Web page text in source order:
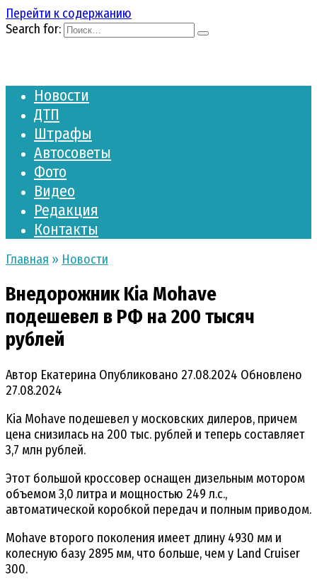
Перейти к содержанию
Search for:
Новости
ДТП
Штрафы
Автосоветы
Фото
Видео
Редакция
Контакты
Главная » Новости
Внедорожник Kia Mohave
подешевел в РФ на 200 тысяч
рублей
Автор Екатерина Опубликовано 27.08.2024 Обновлено
27.08.2024
Kia Mohave подешевел у московских дилеров, причем
цена снизилась на 200 тыс. рублей и теперь составляет
3,7 млн рублей.
Этот большой кроссовер оснащен дизельным мотором
объемом 3,0 литра и мощностью 249 л.с.,
автоматической коробкой передач и полным приводом.
Mohave второго поколения имеет длину 4930 мм и
колесную базу 2895 мм, что больше, чем у Land Cruiser
300.